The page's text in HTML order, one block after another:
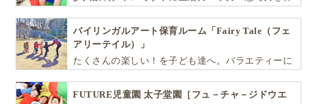
レートで概算。
高校生は民間企業や団体に応募できる！市の
バイリンガルアート保育ルーム「Fairy Tale（フェ
アリーテイル）」
たくさんの楽しい！を子ども達へ。バラエティーに
『生きる力』を育てます。
FUTURE児童園 太子堂園［フュ－チャ－ジドウエ